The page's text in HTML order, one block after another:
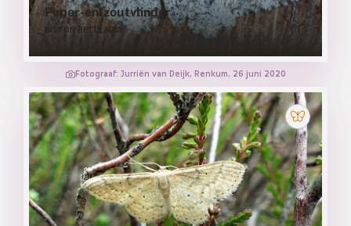
Peper-en-zoutvlinder
BISTON BETULARIA
Fotograaf: Jurriën van Deijk, Renkum, 26 juni 2020